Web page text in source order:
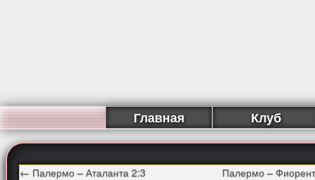
Главная Клуб
← Палермо – Аталанта 2:3 Палермо –